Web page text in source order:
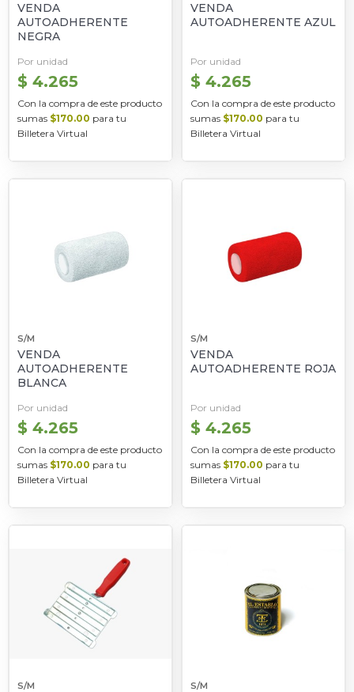
VENDA
AUTOADHERENTE
NEGRA
Por unidad
$ 4.265
Con la compra de este producto
sumas $170.00 para tu
Billetera Virtual
VENDA
AUTOADHERENTE AZUL
Por unidad
$ 4.265
Con la compra de este producto
sumas $170.00 para tu
Billetera Virtual
S/M
VENDA
AUTOADHERENTE
BLANCA
Por unidad
$ 4.265
Con la compra de este producto
sumas $170.00 para tu
Billetera Virtual
S/M
VENDA
AUTOADHERENTE ROJA
Por unidad
$ 4.265
Con la compra de este producto
sumas $170.00 para tu
Billetera Virtual
S/M S/M